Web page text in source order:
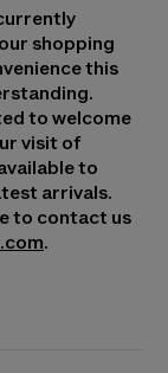
shopping
this
to welcome
visit of
to
arrivals.
to contact us
.